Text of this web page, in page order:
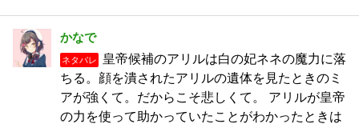
かなで
ネタバレ
皇帝候補のアリルは白の妃ネネの魔力に落
ちる。顔を潰されたアリルの遺体を見たときのミ
アが強くて。だからこそ悲しくて。 アリルが皇帝
の力を使って助かっていたことがわかったときは